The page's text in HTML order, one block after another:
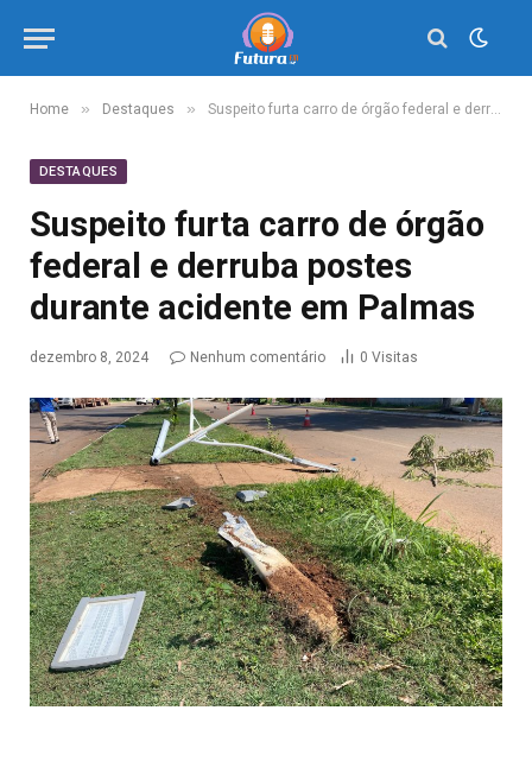
Home » Destaques » Suspeito furta carro de órgão federal e derruba postes durante acidente em Palmas
DESTAQUES
Suspeito furta carro de órgão
federal e derruba postes
durante acidente em Palmas
dezembro 8, 2024 Nenhum comentário 0 Visitas